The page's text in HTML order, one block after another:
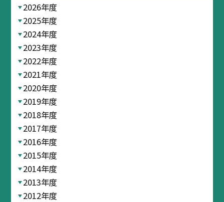
2026年度
2025年度
2024年度
2023年度
2022年度
2021年度
2020年度
2019年度
2018年度
2017年度
2016年度
2015年度
2014年度
2013年度
2012年度